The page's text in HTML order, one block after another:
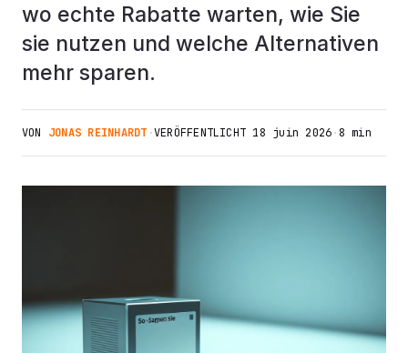
wo echte Rabatte warten, wie Sie
sie nutzen und welche Alternativen
mehr sparen.
VON JONAS REINHARDT ·VERÖFFENTLICHT 18 juin 2026· 8 min